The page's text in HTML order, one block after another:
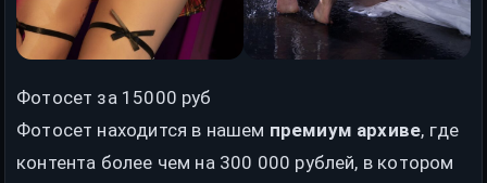
Фотосет за 15000 руб
Фотосет находится в нашем премиум архиве, где
контента более чем на 300 000 рублей, в котором